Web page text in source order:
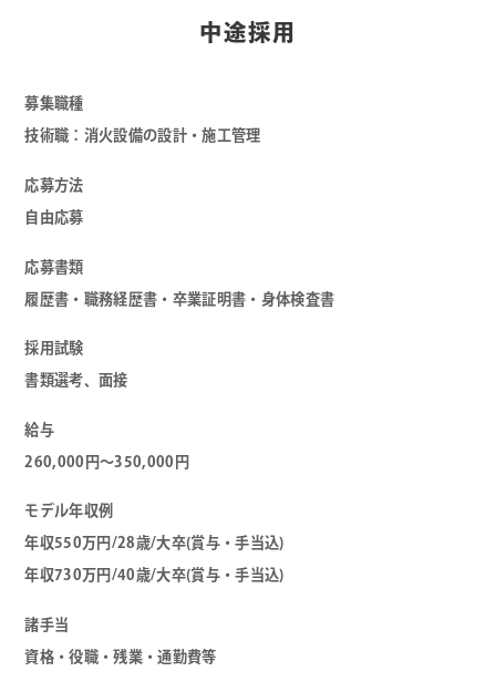
中途採用
募集職種
技術職：消火設備の設計・施工管理
応募方法
自由応募
応募書類
履歴書・職務経歴書・卒業証明書・身体検査書
採用試験
書類選考、面接
給与
260,000円～350,000円
モデル年収例
年収550万円/28歳/大卒(賞与・手当込)
年収730万円/40歳/大卒(賞与・手当込)
諸手当
資格・役職・残業・通勤費等